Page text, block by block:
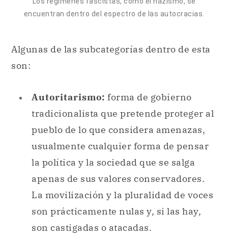
encuentran dentro del espectro de las autocracias.
Algunas de las subcategorías dentro de esta
son:
Autoritarismo: forma de gobierno
tradicionalista que pretende proteger al
pueblo de lo que considera amenazas,
usualmente cualquier forma de pensar
la política y la sociedad que se salga
apenas de sus valores conservadores.
La movilización y la pluralidad de voces
son prácticamente nulas y, si las hay,
son castigadas o atacadas.